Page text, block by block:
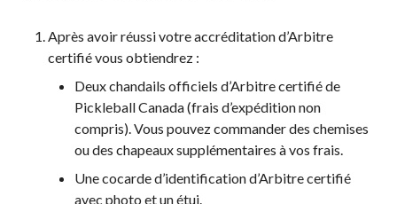
Après avoir réussi votre accréditation d’Arbitre
certifié vous obtiendrez :
Deux chandails officiels d’Arbitre certifié de
Pickleball Canada (frais d’expédition non
compris). Vous pouvez commander des chemises
ou des chapeaux supplémentaires à vos frais.
Une cocarde d’identification d’Arbitre certifié
avec photo et un étui.